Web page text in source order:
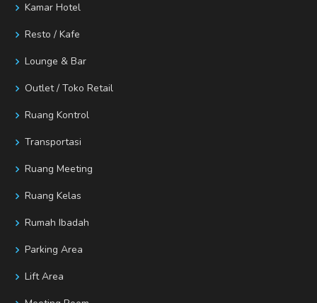
Kamar Hotel
Resto / Kafe
Lounge & Bar
Outlet / Toko Retail
Ruang Kontrol
Transportasi
Ruang Meeting
Ruang Kelas
Rumah Ibadah
Parking Area
Lift Area